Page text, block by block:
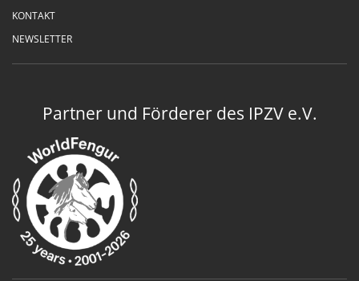
KONTAKT
NEWSLETTER
Partner und Förderer des IPZV e.V.